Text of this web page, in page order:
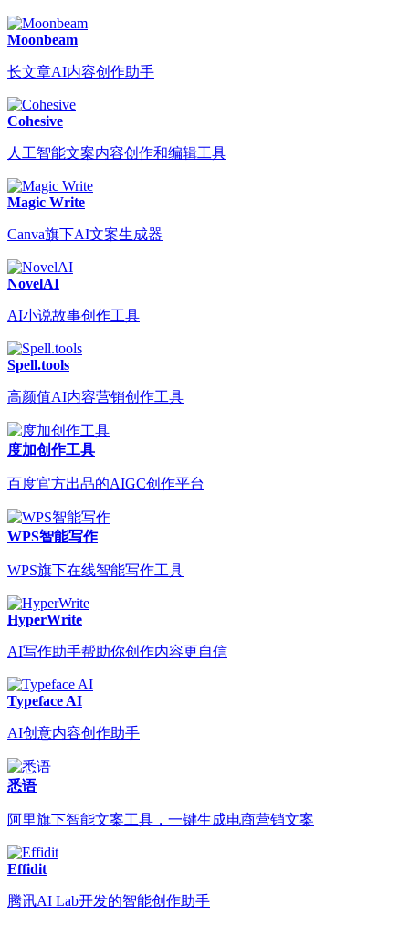
Moonbeam
长文章AI内容创作助手
Cohesive
人工智能文案内容创作和编辑工具
Magic Write
Canva旗下AI文案生成器
NovelAI
AI小说故事创作工具
Spell.tools
高颜值AI内容营销创作工具
度加创作工具
百度官方出品的AIGC创作平台
WPS智能写作
WPS旗下在线智能写作工具
HyperWrite
AI写作助手帮助你创作内容更自信
Typeface AI
AI创意内容创作助手
悉语
阿里旗下智能文案工具，一键生成电商营销文案
Effidit
腾讯AI Lab开发的智能创作助手